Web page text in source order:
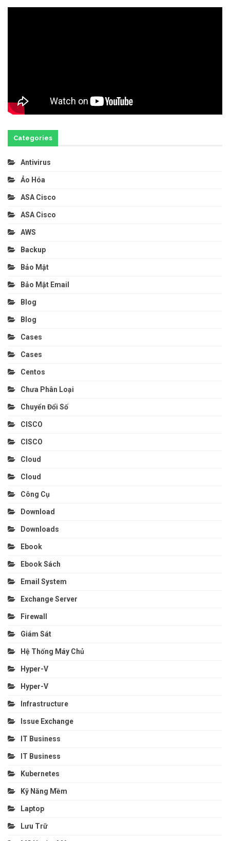
Categories
Antivirus
Ảo Hóa
ASA Cisco
ASA Cisco
AWS
Backup
Bảo Mật
Bảo Mật Email
Blog
Blog
Cases
Cases
Centos
Chưa Phân Loại
Chuyển Đổi Số
CISCO
CISCO
Cloud
Cloud
Công Cụ
Download
Downloads
Ebook
Ebook Sách
Email System
Exchange Server
Firewall
Giám Sát
Hệ Thống Máy Chủ
Hyper-V
Hyper-V
Infrastructure
Issue Exchange
IT Business
IT Business
Kubernetes
Kỹ Năng Mềm
Laptop
Lưu Trữ